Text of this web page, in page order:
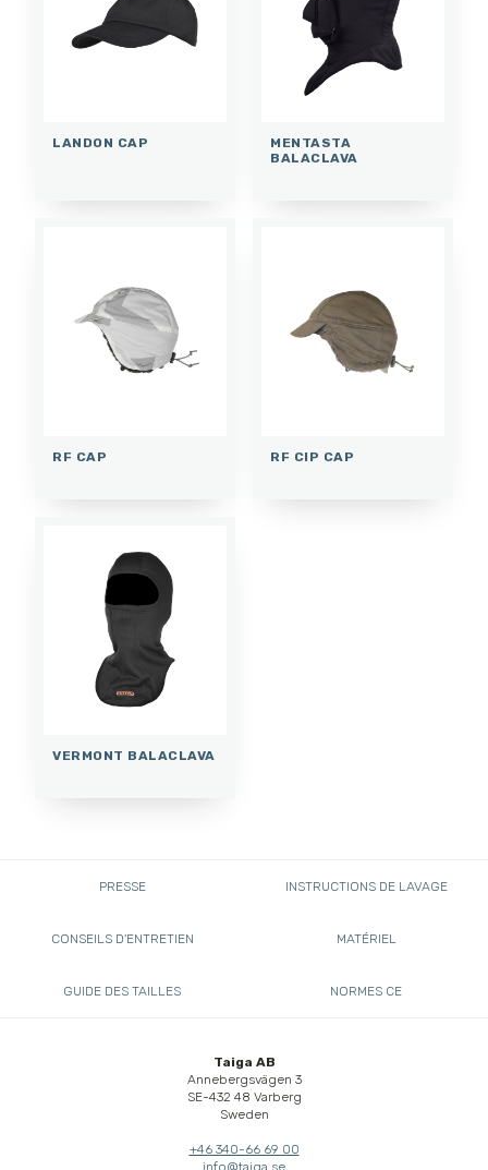
LANDON CAP
MENTASTA
BALACLAVA
RF CAP RF CIP CAP
VERMONT BALACLAVA
PRESSE INSTRUCTIONS DE LAVAGE
CONSEILS D'ENTRETIEN MATÉRIEL
GUIDE DES TAILLES NORMES CE
Taiga AB
Annebergsvägen 3
SE-432 48 Varberg
Sweden
+46 340-66 69 00
info@taiga.se